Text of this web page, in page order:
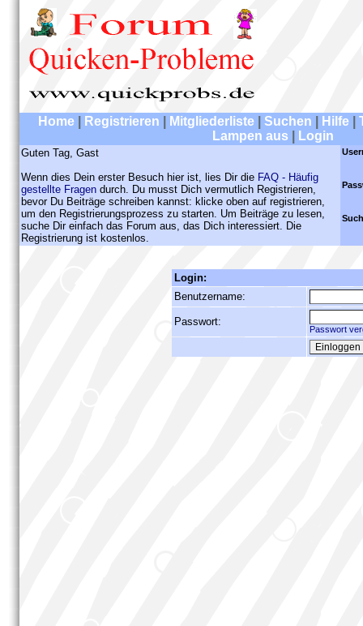
Home Registrieren Mitgliederliste Suchen Hilfe
Lampen aus
Login
Guten Tag, Gast
Wenn dies Dein erster Besuch hier ist, lies Dir die FAQ - Häufig
gestellte Fragen durch. Du musst Dich vermutlich Registrieren,
bevor Du Beiträge schreiben kannst: klicke oben auf registrieren,
um den Registrierungsprozess zu starten. Um Beiträge zu lesen,
suche Dir einfach das Forum aus, das Dich interessiert. Die
Registrierung ist kostenlos.
Login:
Benutzername:
Passwort:
Passwort